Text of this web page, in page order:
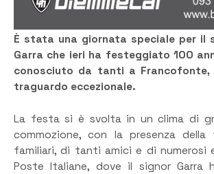
È stata una giornata speciale per il
Garra che ieri ha festeggiato 100
conosciuto da tanti a
traguardo eccezionale.
La festa si è svolta in un clima di
commozione, con la presenza della
familiari, di tanti amici e di numerosi
Poste Italiane, dove il signor Garra